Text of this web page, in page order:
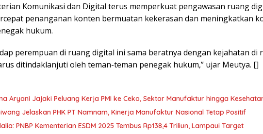
Komunikasi dan Digital terus memperkuat pengawasan ruang
penanganan konten bermuatan kekerasan dan meningkatkan
hukum.
perempuan di ruang digital ini sama beratnya dengan kejahatan di
ditindaklanjuti oleh teman-teman penegak hukum,” ujar Meutya. []
Aryani Jajaki Peluang Kerja PMI ke Ceko, Sektor Manufaktur hingga
Jelaskan PHK PT Namnam, Kinerja Manufaktur Nasional Tetap Positif
PNBP Kementerian ESDM 2025 Tembus Rp138,4 Triliun, Lampaui Target